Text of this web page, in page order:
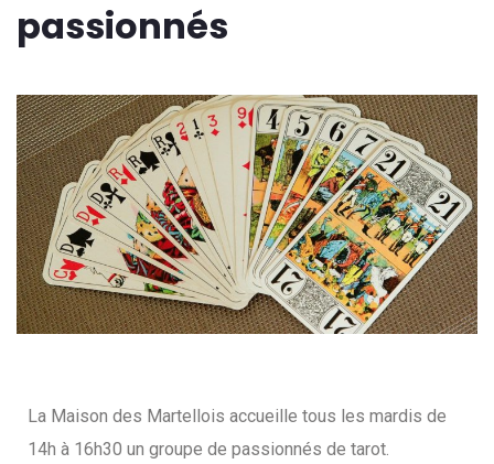
passionnés
La Maison des Martellois accueille tous les mardis de
14h à 16h30 un groupe de passionnés de tarot.